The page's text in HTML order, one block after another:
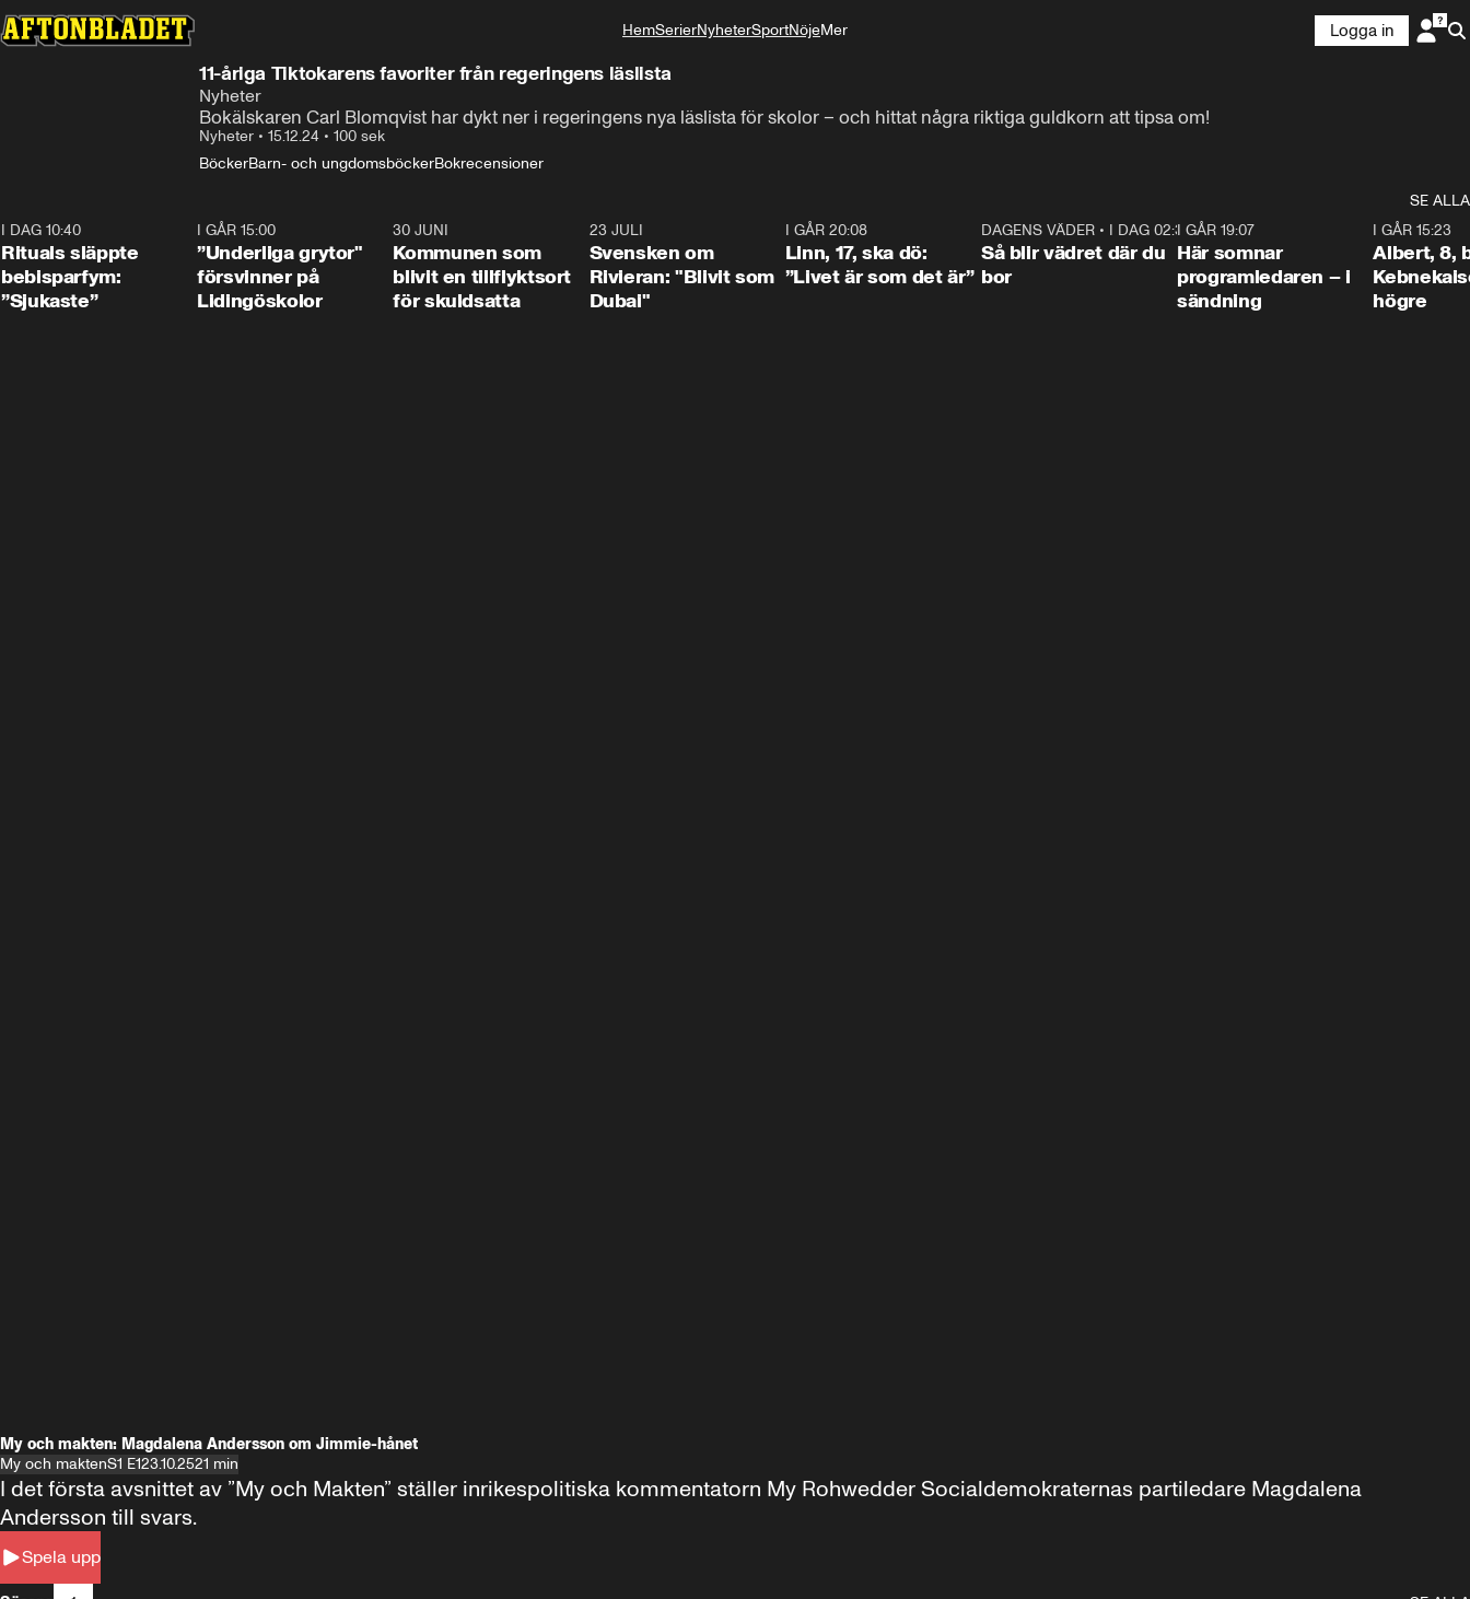
HemSerierNyheterSportNöjeMer
Logga in
11-åriga Tiktokarens favoriter från regeringens läslista
Nyheter
Bokälskaren Carl Blomqvist har dykt ner i regeringens nya läslista för skolor – och hittat några riktiga guldkorn att tipsa om!
Nyheter • 15.12.24 • 100 sek
BöckerBarn- och ungdomsböckerBokrecensioner
SE ALLA
I DAG 10:40
Rituals släppte
bebisparfym:
”Sjukaste”
1:07
I GÅR 15:00
”Underliga grytor"
försvinner på
Lidingöskolor
30 JUNI
Kommunen som
blivit en tillflyktsort
för skuldsatta
23 JULI
Svensken om
Rivieran: "Blivit som
Dubai"
I GÅR 20:08
Linn, 17, ska dö:
”Livet är som det är”
1:06
DAGENS VÄDER• I DAG 02:30
Så blir vädret där du
bor
I GÅR 19:07
Här somnar
programledaren – i
sändning
I GÅR 15:23
Albert, 8,
högre
My och makten: Magdalena Andersson om Jimmie-hånet
My och maktenS1 E123.10.2521 min
Spela upp
I det första avsnittet av ”My och Makten” ställer inrikespolitiska kommentatorn My Rohwedder Socialdemokraternas partiledare Magdalena
Andersson till svars.